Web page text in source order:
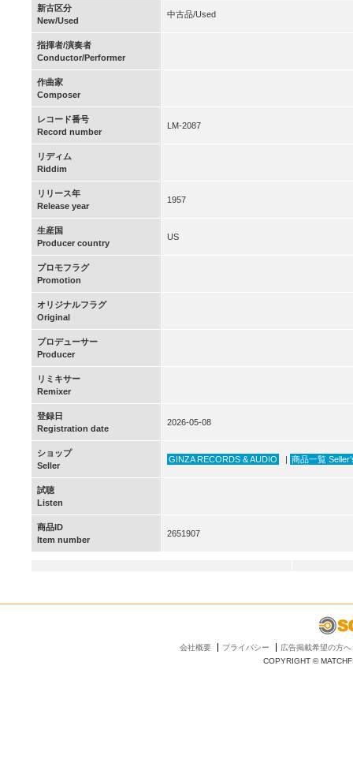
新古区分
New/Used
中古品/Used
指揮者/演奏者
Conductor/Performer
作曲家
Composer
レコード番号
Record number
LM-2087
リディム
Riddim
リリース年
Release year
1957
生産国
Producer country
US
プロモフラグ
Promotion
オリジナルフラグ
Original
プロデューサー
Producer
リミキサー
Remixer
登録日
Registration date
2026-05-08
ショップ
Seller
GINZA RECORDS & AUDIO | 商品一覧
試聴
Listen
商品ID
Item number
2651907
会社概要 プライバシー
広告掲載希望の方へ
COPYRIGHT ©